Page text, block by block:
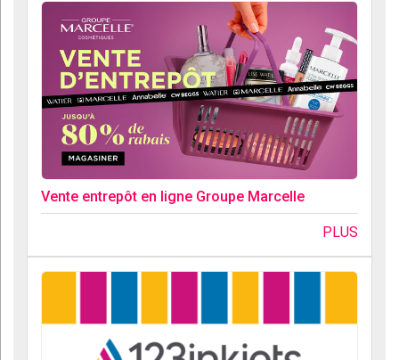
Vente entrepôt en ligne Groupe Marcelle
PLUS